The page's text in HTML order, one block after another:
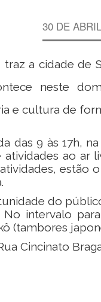
30 DE
a cidade de
neste
e cultura de
das 9 às 17h,
ao ar
estão
do
intervalo
(tambores
Cincinato